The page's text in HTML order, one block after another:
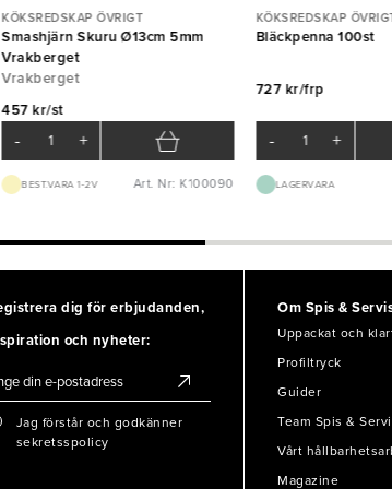
KÖKSREDSKAP ÖVRIGT
Smashjärn Skuru Ø13cm 5mm
Vrakberget
Vrakberget
457 kr/st
- +
BEST.VARA 1-2V Art. Nr: K100090
KÖKSREDSKAP
Bläckpenna 100st
727 kr/frp
- +
LAGERVARA
dig för erbjudanden,
och nyheter:
Jag förstår och godkänner
sekretsspolicy
Om Spis &
Uppackat och
Profiltryck
Guider
Team Spis &
Vårt
Magazine